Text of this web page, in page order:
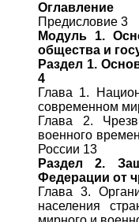
Оглавление
Предисловие 3
Модуль 1.
общества и
Раздел 1.
4
Глава 1.
современном
Глава 2.
военного
России 13
Раздел 2.
Федерации от
Глава 3.
населения